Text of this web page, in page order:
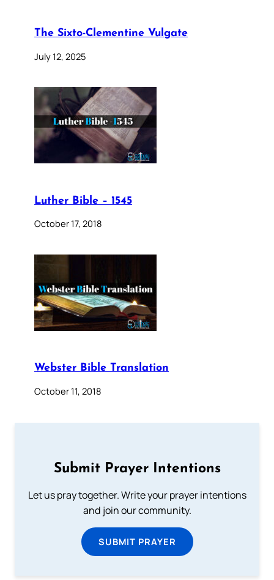
The Sixto-Clementine Vulgate
July 12, 2025
Luther Bible – 1545
October 17, 2018
Webster Bible Translation
October 11, 2018
Submit Prayer Intentions
Let us pray together. Write your prayer intentions
and join our community.
SUBMIT PRAYER